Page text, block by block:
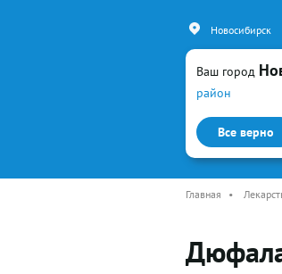
Ваш город
район
Все верно
Новосибирск
Каталог
Главная •